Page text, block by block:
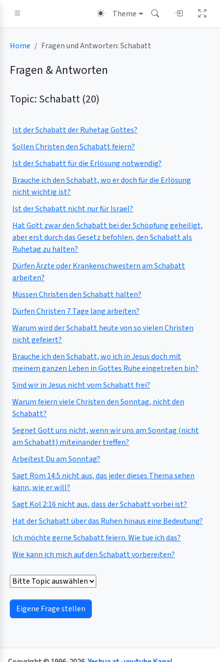
Theme
Home Fragen und Antworten: Schabatt
Fragen & Antworten
Topic: Schabatt (20)
Ist der Schabatt der Ruhetag Gottes?
Sollen Christen den Schabatt feiern?
Ist der Schabatt für die Erlösung notwendig?
Brauche ich den Schabatt, wo er doch für die Erlösung
nicht wichtig ist?
Ist der Schabatt nicht nur für Israel?
Hat Gott zwar den Schabatt bei der Schöpfung geheiligt,
aber erst durch das Gesetz befohlen, den Schabatt als
Ruhetag zu halten?
Dürfen Ärzte oder Krankenschwestern am Schabatt
arbeiten?
Müssen Christen den Schabatt halten?
Dürfen Christen 7 Tage lang arbeiten?
Warum wird der Schabatt heute von so vielen Christen
nicht gefeiert?
Brauche ich den Schabatt, wo ich in Jesus doch mit
meinem ganzen Leben in Gottes Ruhe eingetreten bin?
Sind wir in Jesus nicht vom Schabatt frei?
Warum feiern viele Christen den Sonntag, nicht den
Schabatt?
Segnet Gott uns nicht, wenn wir uns am Sonntag (nicht
am Schabatt) miteinander treffen?
Arbeitest Du am Sonntag?
Sagt Röm 14:5 nicht aus, das jeder dieses Thema sehen
kann, wie er will?
Sagt Kol 2:16 nicht aus, dass der Schabatt vorbei ist?
Hat der Schabatt über das Ruhen hinaus eine Bedeutung?
Ich möchte gerne Schabatt feiern. Wie tue ich das?
Wie kann ich mich auf den Schabatt vorbereiten?
Eigene Frage stellen